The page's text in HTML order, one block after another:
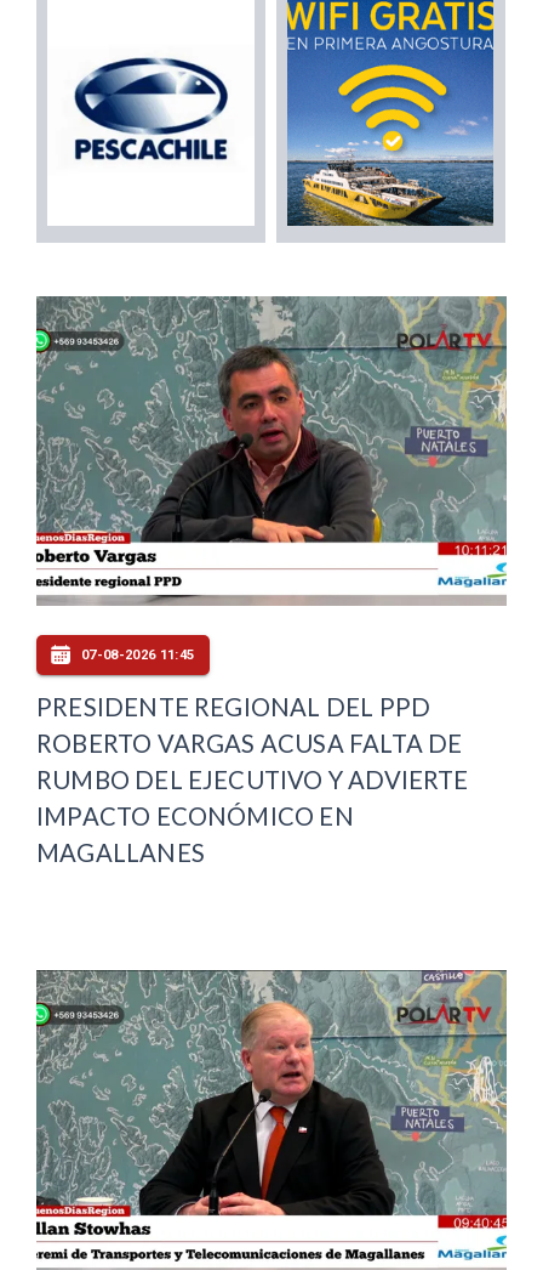
07-08-2026 11:45
PRESIDENTE REGIONAL DEL PPD
ROBERTO VARGAS ACUSA FALTA DE
RUMBO DEL EJECUTIVO Y ADVIERTE
IMPACTO ECONÓMICO EN
MAGALLANES